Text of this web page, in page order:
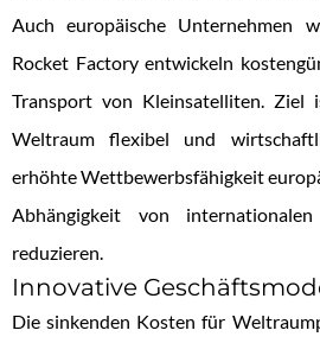
Auch europäische Unternehmen
Rocket Factory entwickeln
Transport von Kleinsatelliten. Ziel
Weltraum flexibel und
erhöhte Wettbewerbsfähigkeit
Abhängigkeit von
reduzieren.
Innovative
Die sinkenden Kosten für